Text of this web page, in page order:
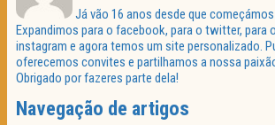
Já vão 16 anos desde que
Expandimos para o facebook, para o twitter, para
instagram e agora temos um site personalizado.
oferecemos convites e partilhamos a nossa
Obrigado por fazeres parte dela!
Navegação de artigos